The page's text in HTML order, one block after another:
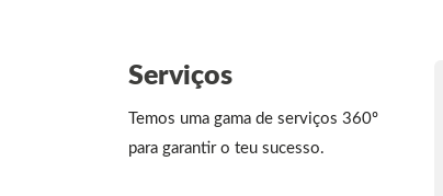
Serviços
Temos uma gama de serviços 360º
para garantir o teu sucesso.